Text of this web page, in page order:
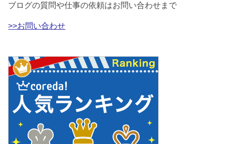
ブログの質問や仕事の依頼はお問い合わせまで
>>お問い合わせ